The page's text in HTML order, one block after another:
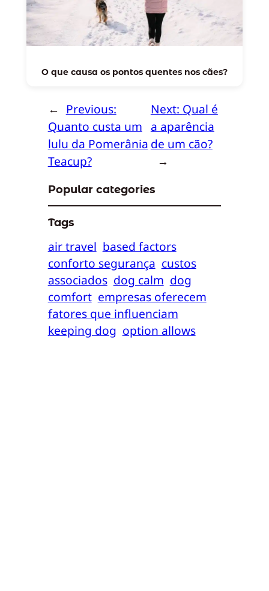
O que causa os pontos quentes nos cães?
← Previous:
Quanto custa um
lulu da Pomerânia
Teacup?
Next: Qual é
a aparência
de um cão?
→
Popular categories
Tags
air travel based factors
conforto segurança custos
associados dog calm dog
comfort empresas oferecem
fatores que influenciam
keeping dog option allows